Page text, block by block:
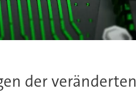
der veränderten